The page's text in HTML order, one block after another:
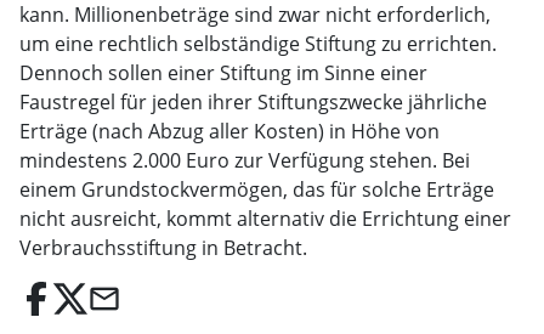
kann. Millionenbeträge sind zwar nicht erforderlich,
um eine rechtlich selbständige Stiftung zu errichten.
Dennoch sollen einer Stiftung im Sinne einer
Faustregel für jeden ihrer Stiftungszwecke jährliche
Erträge (nach Abzug aller Kosten) in Höhe von
mindestens 2.000 Euro zur Verfügung stehen. Bei
einem Grundstockvermögen, das für solche Erträge
nicht ausreicht, kommt alternativ die Errichtung einer
Verbrauchsstiftung in Betracht.
email